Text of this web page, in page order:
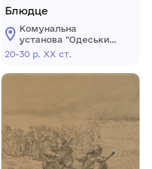
Блюдце
Комунальна
установа "Одеський
національний
художній музей"
20-30 р. ХХ ст.